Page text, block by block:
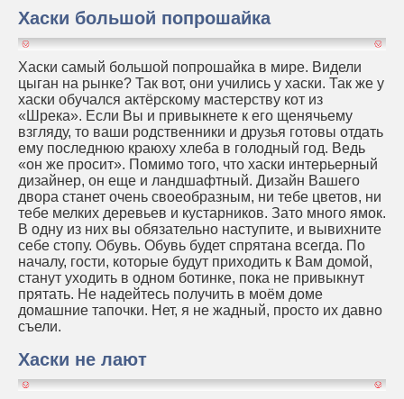
Хаски большой попрошайка
Хаски самый большой попрошайка в мире. Видели
цыган на рынке? Так вот, они учились у хаски. Так же у
хаски обучался актёрскому мастерству кот из
«Шрека». Если Вы и привыкнете к его щенячьему
взгляду, то ваши родственники и друзья готовы отдать
ему последнюю краюху хлеба в голодный год. Ведь
«он же просит». Помимо того, что хаски интерьерный
дизайнер, он еще и ландшафтный. Дизайн Вашего
двора станет очень своеобразным, ни тебе цветов, ни
тебе мелких деревьев и кустарников. Зато много ямок.
В одну из них вы обязательно наступите, и вывихните
себе стопу. Обувь. Обувь будет спрятана всегда. По
началу, гости, которые будут приходить к Вам домой,
станут уходить в одном ботинке, пока не привыкнут
прятать. Не надейтесь получить в моём доме
домашние тапочки. Нет, я не жадный, просто их давно
съели.
Хаски не лают